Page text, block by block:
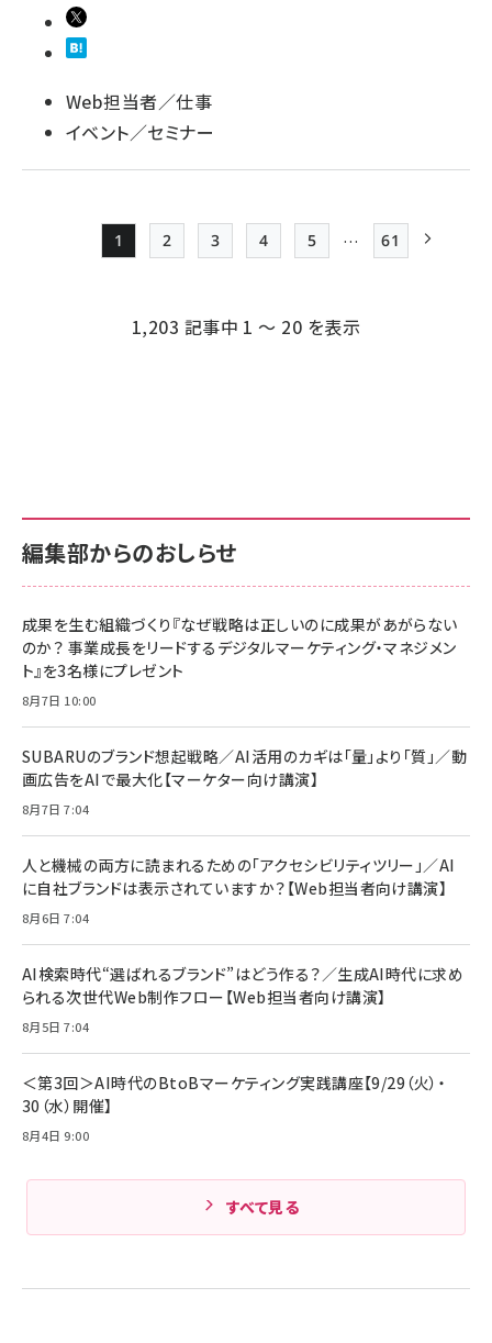
Web担当者／仕事
イベント／セミナー
ジ
Page
1
Page
2
Page
3
Page
4
Page
5 …
最終ページ
61
1,203 記事中 1 ～ 20 を表示
編集部からのおしらせ
成果を生む組織づくり『なぜ戦略は正しいのに成果があがらない
のか？ 事業成長をリードするデジタルマーケティング・マネジメン
ト』を3名様にプレゼント
8月7日 10:00
SUBARUのブランド想起戦略／AI活用のカギは「量」より「質」／動
画広告をAIで最大化【マーケター向け講演】
8月7日 7:04
人と機械の両方に読まれるための「アクセシビリティツリー」／AI
に自社ブランドは表示されていますか？【Web担当者向け講演】
8月6日 7:04
AI検索時代“選ばれるブランド”はどう作る？／生成AI時代に求め
られる次世代Web制作フロー【Web担当者向け講演】
8月5日 7:04
＜第3回＞AI時代のBtoBマーケティング実践講座【9/29（火）・
30（水）開催】
8月4日 9:00
すべて見る